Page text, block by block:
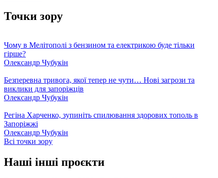
Точки зору
Чому в Мелітополі з бензином та електрикою буде тільки
гірше?
Олександр Чубукін
Безперевна тривога, якої тепер не чути… Нові загрози та
виклики для запоріжців
Олександр Чубукін
Регіна Харченко, зупиніть спилювання здорових тополь в
Запоріжжі
Олександр Чубукін
Всі точки зору
Наші інші проєкти